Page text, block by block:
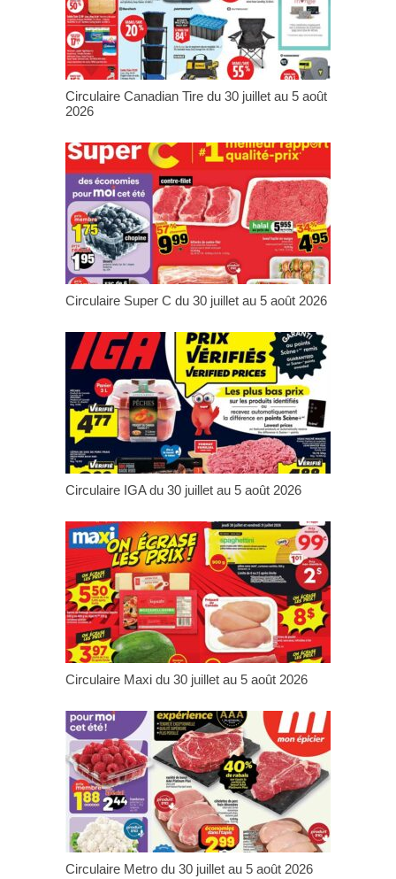
Circulaire Canadian Tire du 30 juillet au 5 août
2026
Circulaire Super C du 30 juillet au 5 août 2026
Circulaire IGA du 30 juillet au 5 août 2026
Circulaire Maxi du 30 juillet au 5 août 2026
Circulaire Metro du 30 juillet au 5 août 2026